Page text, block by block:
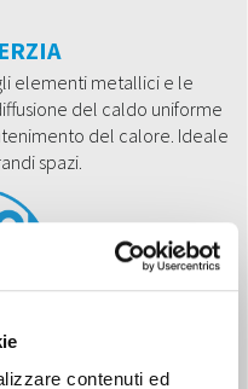
contenuti ed
elementi metallici e le
del caldo uniforme
del calore. Ideale
spazi.